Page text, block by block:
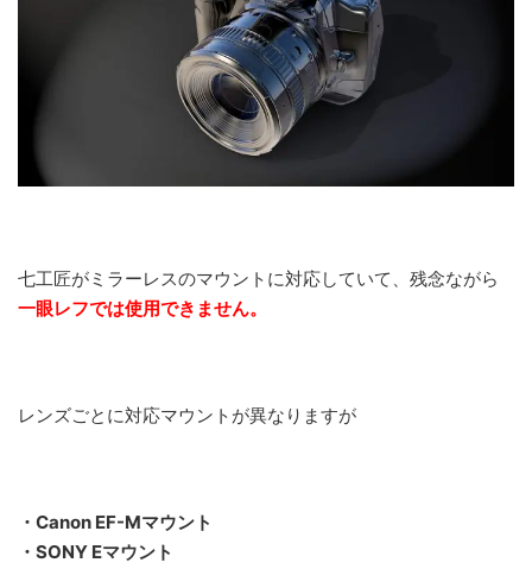
七工匠がミラーレスのマウントに対応していて、残念ながら
一眼レフでは使用できません。
レンズごとに対応マウントが異なりますが
・Canon EF-Mマウント
・SONY Eマウント